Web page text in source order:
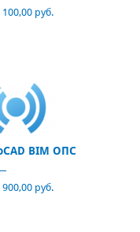
100,00 руб.
BIM ОПС
900,00 руб.